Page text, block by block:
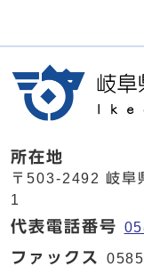
所在地
〒503-2492 岐阜
1
代表電話番号
ファックス